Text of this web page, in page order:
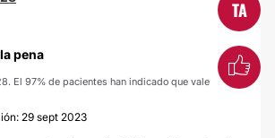
TA
pena
El 97% de pacientes han indicado que vale
29 sept 2023